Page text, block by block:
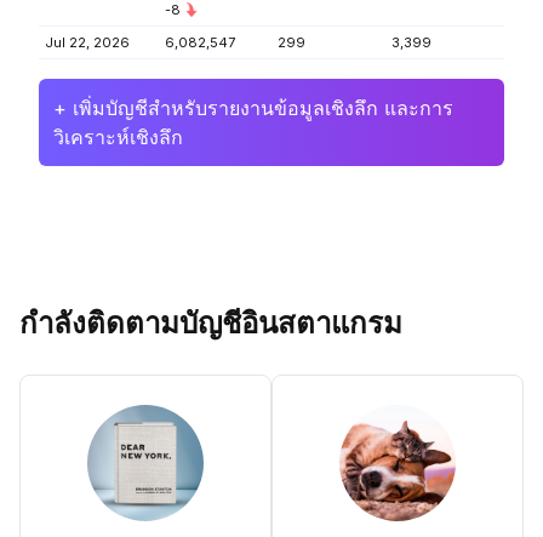
-8
Jul 22, 2026 6,082,547 299 3,399
+ เพิ่มบัญชีสำหรับรายงานข้อมูลเชิงลึก และการ
วิเคราะห์เชิงลึก
กำลังติดตามบัญชีอินสตาแกรม